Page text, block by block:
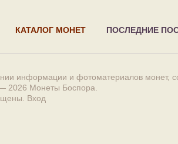
КАТАЛОГ МОНЕТ ПОСЛЕДНИЕ
информации и фотоматериалов монет,
2026 Монеты Боспора
Вход